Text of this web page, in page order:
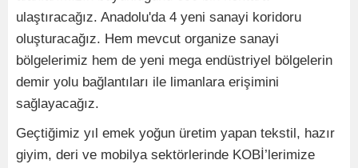
ulaştıracağız. Anadolu'da 4 yeni sanayi koridoru
oluşturacağız. Hem mevcut organize sanayi
bölgelerimiz hem de yeni mega endüstriyel bölgelerin
demir yolu bağlantıları ile limanlara erişimini
sağlayacağız.
Geçtiğimiz yıl emek yoğun üretim yapan tekstil, hazır
giyim, deri ve mobilya sektörlerinde KOBİ’lerimize